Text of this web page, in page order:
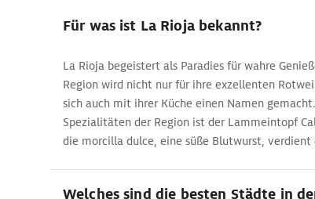
Für was ist La Rioja bekannt?
La Rioja begeistert als Paradies für wahre
Region wird nicht nur für ihre exzellenten
sich auch mit ihrer Küche einen Namen
Spezialitäten der Region ist der Lammeintopf
die morcilla dulce, eine süße Blutwurst, verdient
Welches sind die besten Städte in